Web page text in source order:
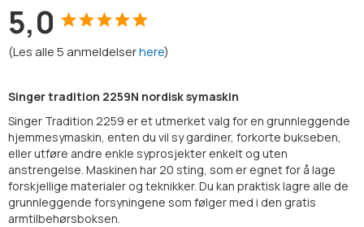
5,0
(Les alle5anmeldelserhere)
Singer tradition 2259N nordisk symaskin
Singer Tradition 2259 er et utmerket valg for en grunnleggende
hjemmesymaskin, enten du vil sy gardiner, forkorte bukseben,
eller utføre andre enkle syprosjekter enkelt og uten
anstrengelse. Maskinen har 20 sting, som er egnet for å lage
forskjellige materialer og teknikker. Du kan praktisk lagre alle de
grunnleggende forsyningene som følger med i den gratis
armtilbehørsboksen.